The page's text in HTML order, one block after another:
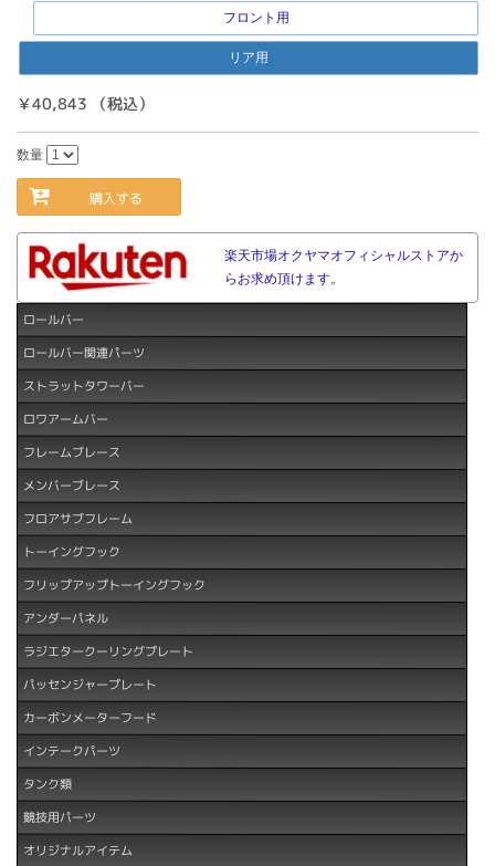
フロント用
リア用
￥40,843 （税込）
数量
購入する
楽天市場オクヤマオフィシャルストアか
らお求め頂けます。
ロールバー
ロールバー関連パーツ
ストラットタワーバー
ロワアームバー
フレームブレース
メンバーブレース
フロアサブフレーム
トーイングフック
フリップアップトーイングフック
アンダーパネル
ラジエタークーリングプレート
パッセンジャープレート
カーボンメーターフード
インテークパーツ
タンク類
競技用パーツ
オリジナルアイテム